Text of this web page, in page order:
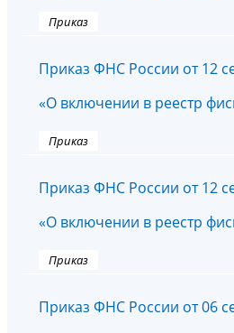
Приказ
Приказ ФНС России от 12
«О включении в реестр
Приказ
Приказ ФНС России от 12
«О включении в реестр
Приказ
Приказ ФНС России от 06